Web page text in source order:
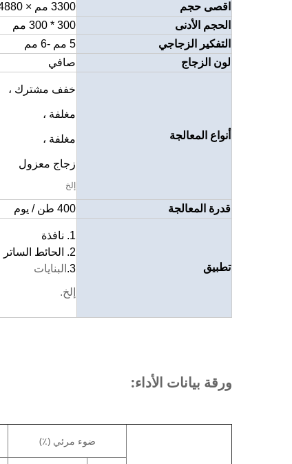
اقصى حجم
3300 مم × 4880 مم (خط تلقائي)
الحجم الأدنى
300 * 300 مم
التفكير الزجاجي
5 مم -6 مم
لون الزجاج
صافي
أنواع المعالجة
خفف مشترك ،
مغلفة ،
مغلفة ،
زجاج معزول
إلخ
قدرة المعالجة 400 طن / يوم
تطبيق
1. نافذة
2. الحائط الساتر
3. البنايات
إلخ.
ورقة بيانات الأداء:
ضوء مرئي (٪)